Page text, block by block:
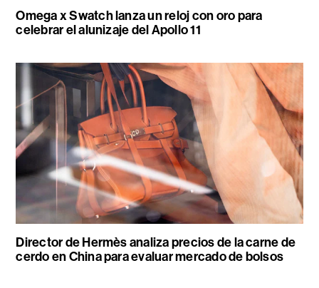
Omega x Swatch lanza un reloj con oro para
celebrar el alunizaje del Apollo 11
Director de Hermès analiza precios de la carne de
cerdo en China para evaluar mercado de bolsos